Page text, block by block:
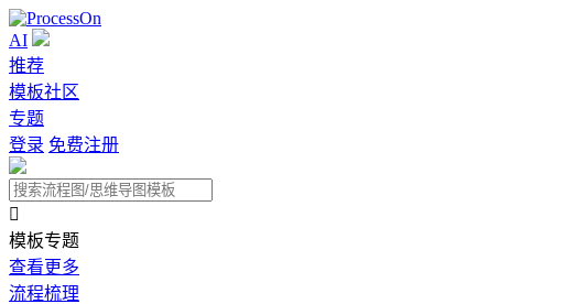
AI
推荐
模板社区
专题
登录 免费注册

模板专题
查看更多
流程梳理